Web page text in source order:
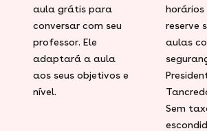
aula grátis para
conversar com seu
professor. Ele
adaptará a aula
aos seus objetivos e
nível.
horários
reserve
aulas
Sem